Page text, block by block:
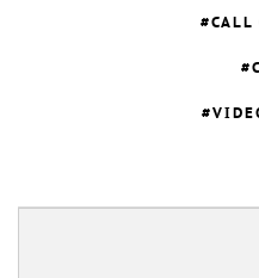
CALL